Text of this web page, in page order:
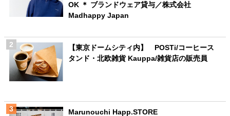
OK ＊ ブランドウェア貸与／株式会社
Madhappy Japan
【東京ドームシティ内】 POSTi/コーヒース
タンド・北欧雑貨 Kauppa/雑貨店の販売員
Marunouchi Happ.STORE